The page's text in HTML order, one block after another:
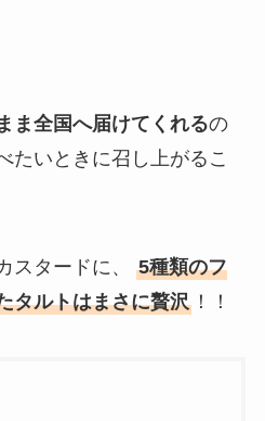
ま全国へ届けてくれるの
たいときに召し上がるこ
スタードに、 5種類のフ
タルトはまさに贅沢！！